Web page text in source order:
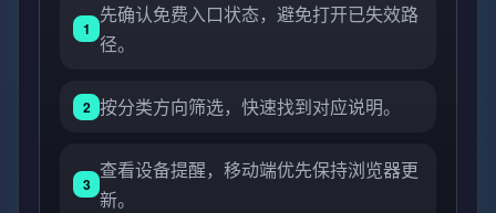
1
先确认免费入口状态，避免打开已失效路
径。
2 按分类方向筛选，快速找到对应说明。
3
查看设备提醒，移动端优先保持浏览器更
新。